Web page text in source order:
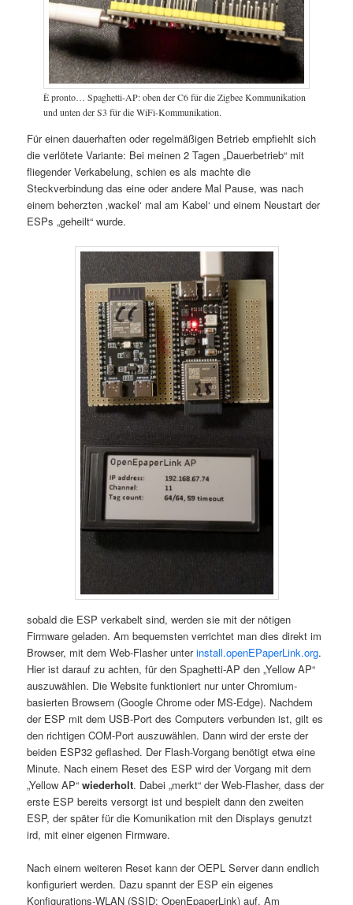
È pronto… Spaghetti-AP: oben der C6 für die Zigbee Kommunikation
und unten der S3 für die WiFi-Kommunikation.
Für einen dauerhaften oder regelmäßigen Betrieb empfiehlt sich
die verlötete Variante: Bei meinen 2 Tagen „Dauerbetrieb“ mit
fliegender Verkabelung, schien es als machte die
Steckverbindung das eine oder andere Mal Pause, was nach
einem beherzten ‚wackel‘ mal am Kabel‘ und einem Neustart der
ESPs „geheilt“ wurde.
sobald die ESP verkabelt sind, werden sie mit der nötigen
Firmware geladen. Am bequemsten verrichtet man dies direkt im
Browser, mit dem Web-Flasher unterinstall.openEPaperLink.org.
Hier ist darauf zu achten, für den Spaghetti-AP den „Yellow AP“
auszuwählen. Die Website funktioniert nur unter Chromium-
basierten Browsern (Google Chrome oder MS-Edge). Nachdem
der ESP mit dem USB-Port des Computers verbunden ist, gilt es
den richtigen COM-Port auszuwählen. Dann wird der erste der
beiden ESP32 geflashed. Der Flash-Vorgang benötigt etwa eine
Minute. Nach einem Reset des ESP wird der Vorgang mit dem
„Yellow AP“wiederholt. Dabei „merkt“ der Web-Flasher, dass der
erste ESP bereits versorgt ist und bespielt dann den zweiten
ESP, der später für die Komunikation mit den Displays genutzt
ird, mit einer eigenen Firmware.
Nach einem weiteren Reset kann der OEPL Server dann endlich
konfiguriert werden. Dazu spannt der ESP ein eigenes
Konfigurations-WLAN (SSID: OpenEpaperLink) auf. Am